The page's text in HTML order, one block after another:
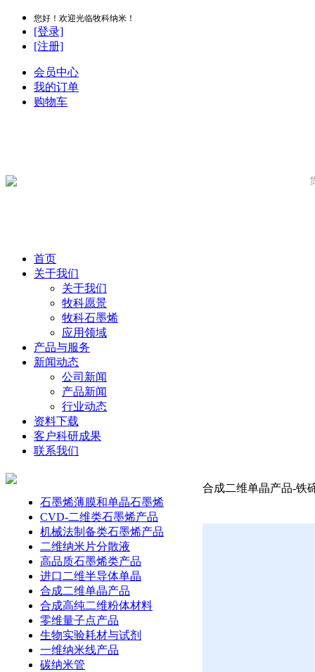
您好！欢迎光临牧科纳米！
[登录]
[注册]
会员中心
我的订单
购物车
首页
关于我们
关于我们
牧科愿景
牧科石墨烯
应用领域
产品与服务
新闻动态
公司新闻
产品新闻
行业动态
资料下载
客户科研成果
联系我们
石墨烯薄膜和单晶石墨烯
CVD-二维类石墨烯产品
机械法制备类石墨烯产品
二维纳米片分散液
高品质石墨烯类产品
进口二维半导体单晶
合成二维单晶产品
合成高纯二维粉体材料
零维量子点产品
生物实验耗材与试剂
一维纳米线产品
碳纳米管
合成二维单晶产品-铁